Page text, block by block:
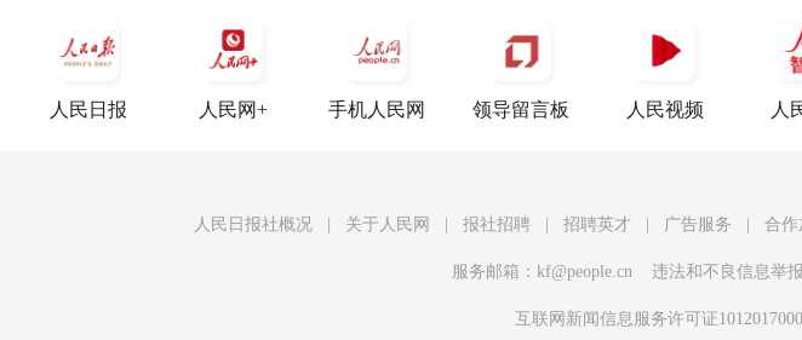
人民日报 人民网+ 手机人民网 领导留言板 人民视频 人
人民日报社概况 | 关于人民网 | 报社招聘 | 招聘英才 | 广告服务 | 合作
服务邮箱： kf@people.cn 违法和不良信息举
互联网新闻信息服务许可证